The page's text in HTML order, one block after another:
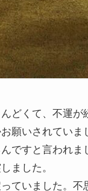
どくて、不運
願いされてい
ですと言われ
ました。
ていました。